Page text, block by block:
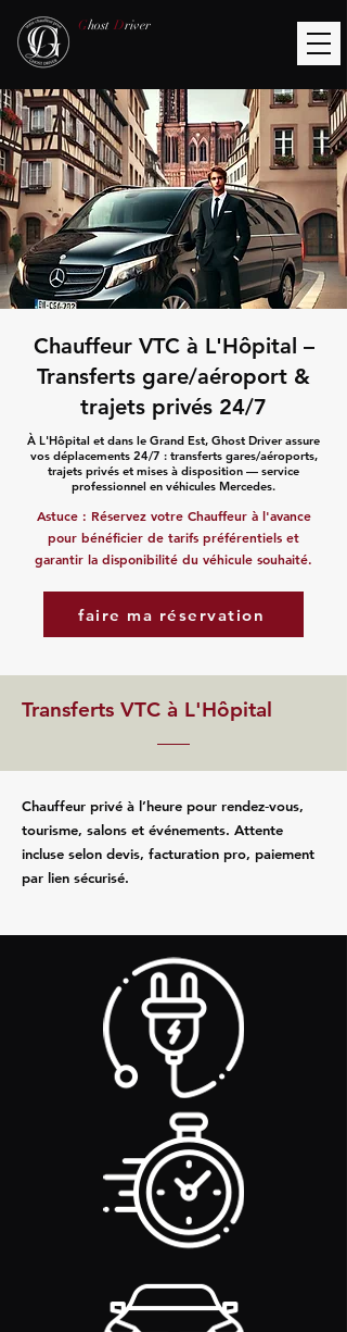
Ghost Driver
Chauffeur VTC à L'Hôpital –
Transferts gare/aéroport &
trajets privés 24/7
À L'Hôpital et dans le Grand Est, Ghost Driver assure
vos déplacements 24/7 : transferts gares/aéroports,
trajets privés et mises à disposition — service
professionnel en véhicules Mercedes.
Astuce : Réservez votre Chauffeur à l'avance
pour bénéficier de tarifs préférentiels et
garantir la disponibilité du véhicule souhaité.
faire ma réservation
Transferts VTC à L'Hôpital
Chauffeur privé à l’heure pour rendez‑vous,
tourisme, salons et événements. Attente
incluse selon devis, facturation pro, paiement
par lien sécurisé.